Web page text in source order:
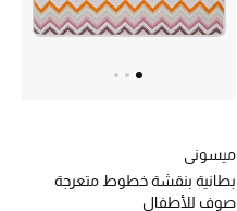
ميسوني
بطانية بنقشة خطوط متعرجة
صوف للأطفال